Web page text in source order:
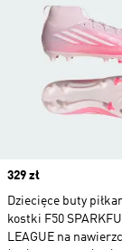
Price
329 zł
Dziecięce buty
kostki F50
LEAGUE na